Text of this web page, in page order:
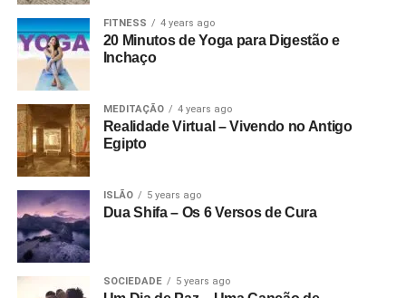
FITNESS 4 years ago
20 Minutos de Yoga para Digestão e
Inchaço
MEDITAÇÃO 4 years ago
Realidade Virtual – Vivendo no Antigo
Egipto
ISLÃO 5 years ago
Dua Shifa – Os 6 Versos de Cura
SOCIEDADE 5 years ago